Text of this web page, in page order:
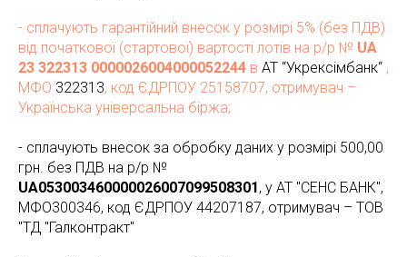
- сплачують гарантійний внесок у розмірі 5% (без ПДВ)
від початкової (стартової) вартості лотів на р/р № UA
23 322313 0000026004000052244 в АТ “Укрексімбанк“ ,
МФО 322313, код ЄДРПОУ 25158707, отримувач –
Українська універсальна біржа;
- сплачують внесок за обробку даних у розмірі 500,00
грн. без ПДВ на р/р №
UA053003460000026007099508301, у АТ "СЕНС БАНК",
МФО300346, код ЄДРПОУ 44207187, отримувач – ТОВ
"ТД "Галконтракт"